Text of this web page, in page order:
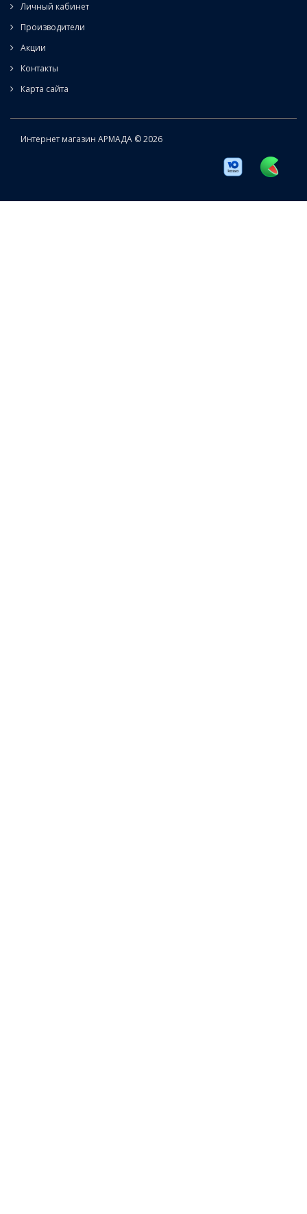
Личный кабинет
Производители
Акции
Контакты
Карта сайта
Интернет магазин АРМАДА © 2026